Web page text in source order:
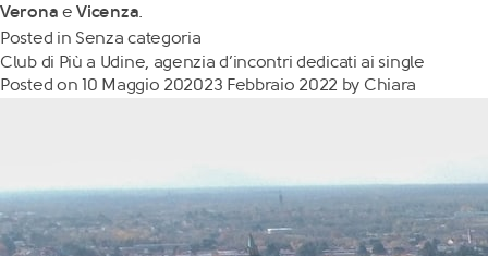
Verona eVicenza.
Posted in Senza categoria
Club di Più a Udine, agenzia d’incontri dedicati ai single
Posted on 10 Maggio 202023 Febbraio 2022 by Chiara